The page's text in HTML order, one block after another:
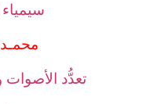
محمـد
تعدُّد الأصوات